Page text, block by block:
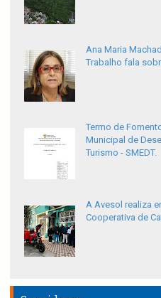
Ana Maria
Trabalho fala
Termo de
Municipal de
Turismo - SMEDT.
A Avesol realiza
Cooperativa de